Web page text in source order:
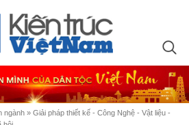
ngành » Giải pháp thiết kế - Công Nghệ - Vật liệu -